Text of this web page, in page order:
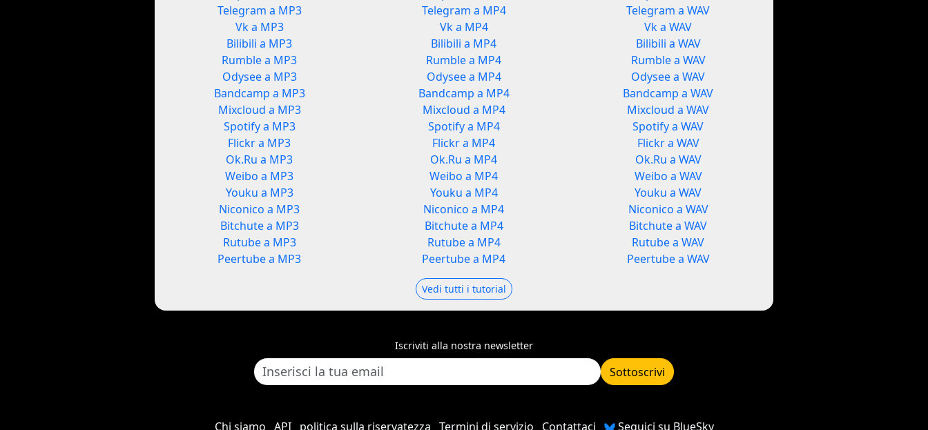
Telegram a MP3
Vk a MP3
Bilibili a MP3
Rumble a MP3
Odysee a MP3
Bandcamp a MP3
Mixcloud a MP3
Spotify a MP3
Flickr a MP3
Ok.Ru a MP3
Weibo a MP3
Youku a MP3
Niconico a MP3
Bitchute a MP3
Rutube a MP3
Peertube a MP3
Telegram a MP4
Vk a MP4
Bilibili a MP4
Rumble a MP4
Odysee a MP4
Bandcamp a MP4
Mixcloud a MP4
Spotify a MP4
Flickr a MP4
Ok.Ru a MP4
Weibo a MP4
Youku a MP4
Niconico a MP4
Bitchute a MP4
Rutube a MP4
Peertube a MP4
Telegram a WAV
Vk a WAV
Bilibili a WAV
Rumble a WAV
Odysee a WAV
Bandcamp a WAV
Mixcloud a WAV
Spotify a WAV
Flickr a WAV
Ok.Ru a WAV
Weibo a WAV
Youku a WAV
Niconico a WAV
Bitchute a WAV
Rutube a WAV
Peertube a WAV
Vedi tutti i tutorial
Iscriviti alla nostra newsletter
Sottoscrivi
Chi siamo API politica sulla riservatezza Termini di servizio Contattaci Seguici su BlueSky